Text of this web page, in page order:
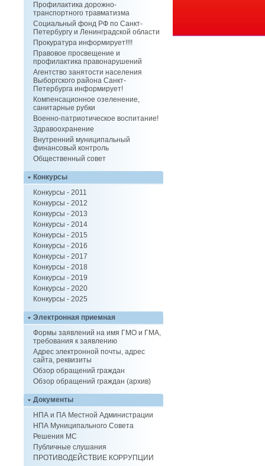
Профилактика дорожно-
транспортного травматизма
Социальный фонд РФ по Санкт-
Петербургу и Ленинградской области
Прокуратура информирует!!!!
Правовое просвещение и
профилактика правонарушений
Агентство занятости населения
Выборгского района Санкт-
Петербурга информирует!
Компенсационное озеленение,
санитарные рубки
Военно-патриотическое воспитание!
Здравоохранение
Внутренний муниципальный
финансовый контроль
Общественный совет
Конкурсы
Конкурсы - 2011
Конкурсы - 2012
Конкурсы - 2013
Конкурсы - 2014
Конкурсы - 2015
Конкурсы - 2016
Конкурсы - 2017
Конкурсы - 2018
Конкурсы - 2019
Конкурсы - 2020
Конкурсы - 2025
Электронная приемная
Формы заявлений на имя ГМО и ГМА,
требования к заявлению
Адрес электронной почты, адрес
сайта, реквизиты
Обзор обращений граждан
Обзор обращений граждан (архив)
Документы
НПА и ПА Местной Администрации
НПА Муниципального Совета
Решения МС
Публичные слушания
ПРОТИВОДЕЙСТВИЕ КОРРУПЦИИ